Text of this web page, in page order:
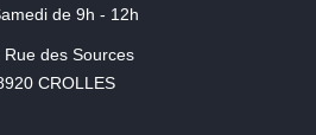
de 9h - 12h
Rue des Sources
CROLLES